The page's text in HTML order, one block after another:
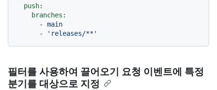
push:
branches:
-
main
-
'releases/**'
필터를 사용하여 끌어오기 요청 이벤트에 특정
분기를 대상으로 지정